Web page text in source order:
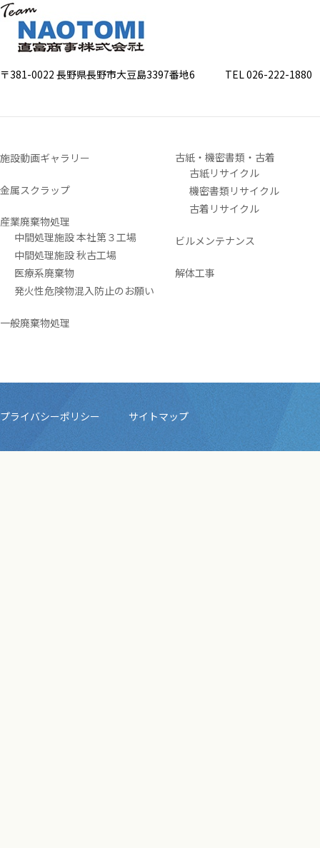
〒381-0022 長野県長野市大豆島3397番地6 TEL 026-222-1880
施設動画ギャラリー
金属スクラップ
産業廃棄物処理
中間処理施設 本社第３工場
中間処理施設 秋古工場
医療系廃棄物
発火性危険物混入防止のお願い
一般廃棄物処理
古紙・機密書類・古着
古紙リサイクル
機密書類リサイクル
古着リサイクル
ビルメンテナンス
解体工事
プライバシーポリシー サイトマップ